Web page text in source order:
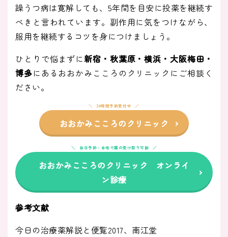
躁うつ病は寛解しても、5年間を目安に投薬を継続す
べきと言われています。副作用に気をつけながら、
服用を継続するコツを身につけましょう。
ひとりで悩まずに新宿・秋葉原・横浜・大阪梅田・
博多にあるおおかみこころのクリニックにご相談く
ださい。
24時間予約受付中
おおかみこころのクリニック
当日予約・自宅で薬の受け取り可能
おおかみこころのクリニック オンライ
ン診療
参考文献
今日の治療薬解説と便覧2017、南江堂